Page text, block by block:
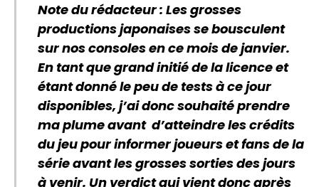
Note du rédacteur : Les grosses
productions japonaises se bousculent
sur nos consoles en ce mois de janvier.
En tant que grand initié de la licence et
étant donné le peu de tests à ce jour
disponibles, j’ai donc souhaité prendre
ma plume avant d’atteindre les crédits
du jeu pour informer joueurs et fans de la
série avant les grosses sorties des jours
à venir. Un verdict qui vient donc après